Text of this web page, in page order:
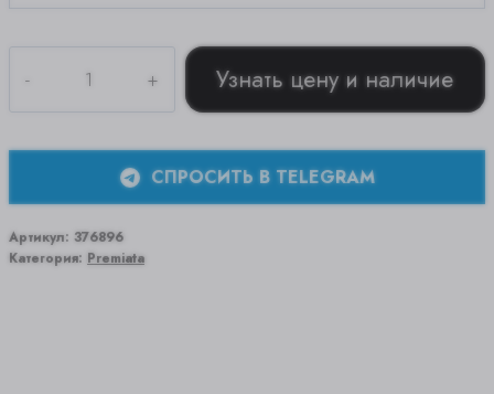
товара
20133
Узнать цену и наличие
СПРОСИТЬ В TELEGRAM
Артикул: 376896
Категория: Premiata